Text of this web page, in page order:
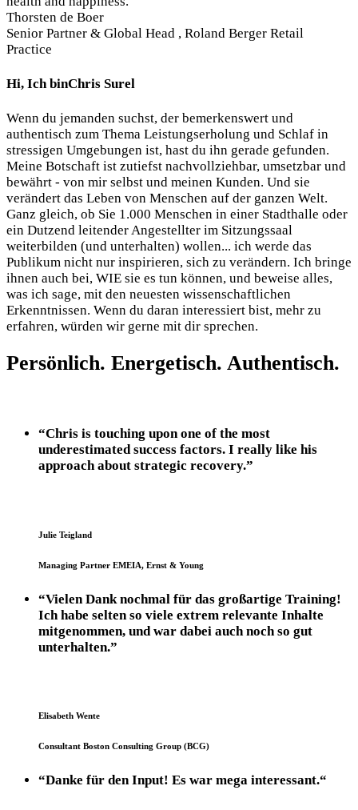
Thorsten de Boer
Senior Partner & Global Head , Roland Berger Retail
Practice
Hi, Ich binChris Surel
Wenn du jemanden suchst, der bemerkenswert und
authentisch zum Thema Leistungserholung und Schlaf in
stressigen Umgebungen ist, hast du ihn gerade gefunden.
Meine Botschaft ist zutiefst nachvollziehbar, umsetzbar und
bewährt - von mir selbst und meinen Kunden. Und sie
verändert das Leben von Menschen auf der ganzen Welt.
Ganz gleich, ob Sie 1.000 Menschen in einer Stadthalle oder
ein Dutzend leitender Angestellter im Sitzungssaal
weiterbilden (und unterhalten) wollen... ich werde das
Publikum nicht nur inspirieren, sich zu verändern. Ich bringe
ihnen auch bei, WIE sie es tun können, und beweise alles,
was ich sage, mit den neuesten wissenschaftlichen
Erkenntnissen. Wenn du daran interessiert bist, mehr zu
erfahren, würden wir gerne mit dir sprechen.
Persönlich. Energetisch. Authentisch.
“Chris is touching upon one of the most
underestimated success factors. I really like his
approach about strategic recovery.”
Julie Teigland
Managing Partner EMEIA, Ernst & Young
“Vielen Dank nochmal für das großartige Training! ​
Ich habe selten so viele extrem relevante Inhalte
mitgenommen, und war dabei auch noch so gut
unterhalten.”​
Elisabeth Wente
Consultant Boston Consulting Group (BCG)
“Danke für den Input! Es war mega interessant.“ ​